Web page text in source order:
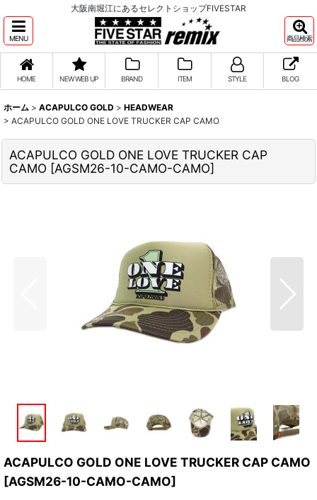
大阪南堀江にあるセレクトショップFIVESTAR
MENU 商品検索
HOME NEW WEB UP BRAND ITEM STYLE BLOG
ホーム > ACAPULCO GOLD > HEADWEAR
> ACAPULCO GOLD ONE LOVE TRUCKER CAP CAMO
ACAPULCO GOLD ONE LOVE TRUCKER CAP
CAMO [AGSM26-10-CAMO-CAMO]
ACAPULCO GOLD ONE LOVE TRUCKER CAP CAMO
[AGSM26-10-CAMO-CAMO]